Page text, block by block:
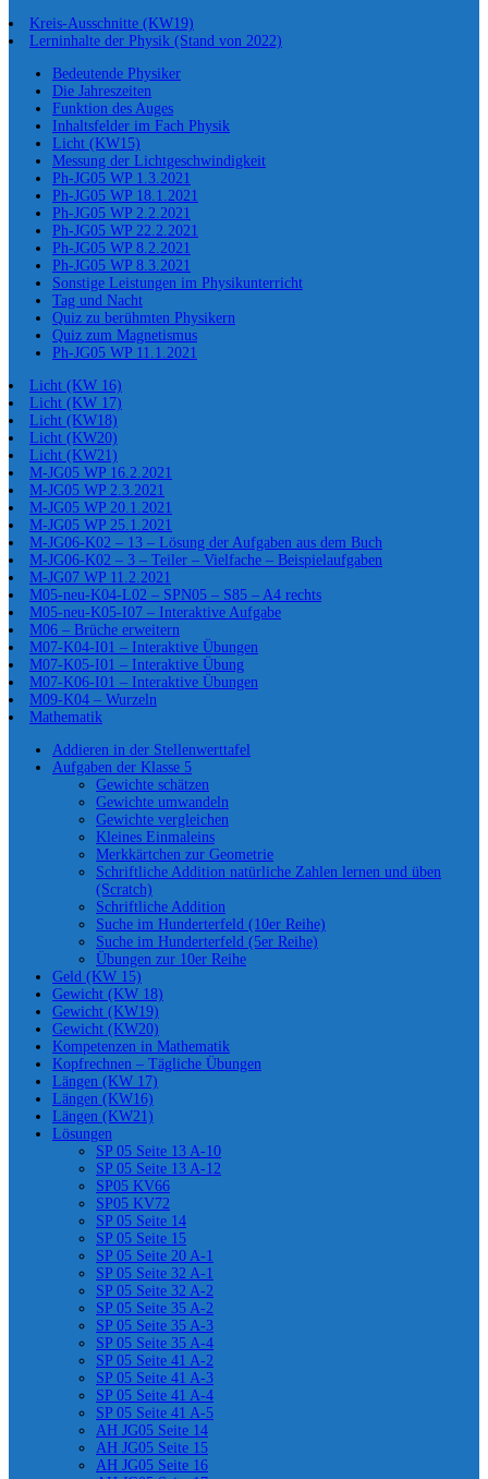
Kreis-Ausschnitte (KW19)
Lerninhalte der Physik (Stand von 2022)
Bedeutende Physiker
Die Jahreszeiten
Funktion des Auges
Inhaltsfelder im Fach Physik
Licht (KW15)
Messung der Lichtgeschwindigkeit
Ph-JG05 WP 1.3.2021
Ph-JG05 WP 18.1.2021
Ph-JG05 WP 2.2.2021
Ph-JG05 WP 22.2.2021
Ph-JG05 WP 8.2.2021
Ph-JG05 WP 8.3.2021
Sonstige Leistungen im Physikunterricht
Tag und Nacht
Quiz zu berühmten Physikern
Quiz zum Magnetismus
Ph-JG05 WP 11.1.2021
Licht (KW 16)
Licht (KW 17)
Licht (KW18)
Licht (KW20)
Licht (KW21)
M-JG05 WP 16.2.2021
M-JG05 WP 2.3.2021
M-JG05 WP 20.1.2021
M-JG05 WP 25.1.2021
M-JG06-K02 – 13 – Lösung der Aufgaben aus dem Buch
M-JG06-K02 – 3 – Teiler – Vielfache – Beispielaufgaben
M-JG07 WP 11.2.2021
M05-neu-K04-L02 – SPN05 – S85 – A4 rechts
M05-neu-K05-I07 – Interaktive Aufgabe
M06 – Brüche erweitern
M07-K04-I01 – Interaktive Übungen
M07-K05-I01 – Interaktive Übung
M07-K06-I01 – Interaktive Übungen
M09-K04 – Wurzeln
Mathematik
Addieren in der Stellenwerttafel
Aufgaben der Klasse 5
Gewichte schätzen
Gewichte umwandeln
Gewichte vergleichen
Kleines Einmaleins
Merkkärtchen zur Geometrie
Schriftliche Addition natürliche Zahlen lernen und üben
(Scratch)
Schriftliche Addition
Suche im Hunderterfeld (10er Reihe)
Suche im Hunderterfeld (5er Reihe)
Übungen zur 10er Reihe
Geld (KW 15)
Gewicht (KW 18)
Gewicht (KW19)
Gewicht (KW20)
Kompetenzen in Mathematik
Kopfrechnen – Tägliche Übungen
Längen (KW 17)
Längen (KW16)
Längen (KW21)
Lösungen
SP 05 Seite 13 A-10
SP 05 Seite 13 A-12
SP05 KV66
SP05 KV72
SP 05 Seite 14
SP 05 Seite 15
SP 05 Seite 20 A-1
SP 05 Seite 32 A-1
SP 05 Seite 32 A-2
SP 05 Seite 35 A-2
SP 05 Seite 35 A-3
SP 05 Seite 35 A-4
SP 05 Seite 41 A-2
SP 05 Seite 41 A-3
SP 05 Seite 41 A-4
SP 05 Seite 41 A-5
AH JG05 Seite 14
AH JG05 Seite 15
AH JG05 Seite 16